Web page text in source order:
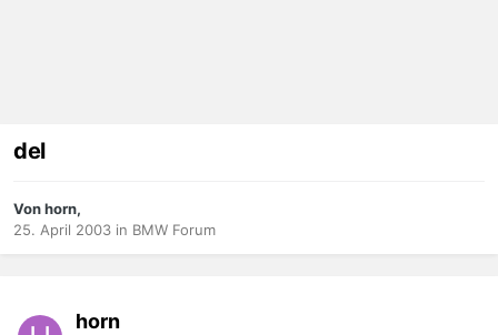
del
Von horn,
25. April 2003 in BMW Forum
horn